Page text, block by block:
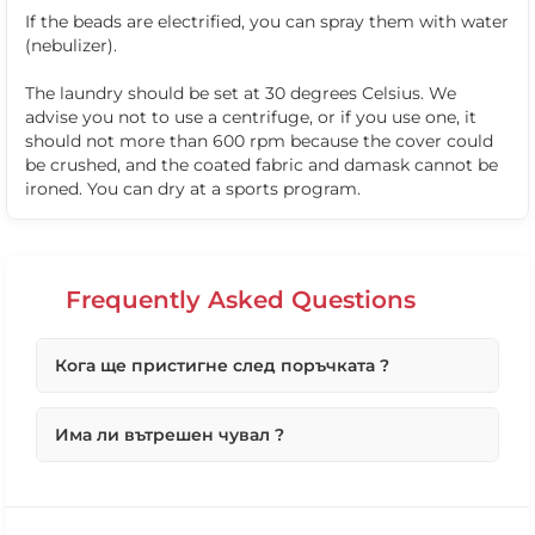
If the beads are electrified, you can spray them with water
(nebulizer).
The laundry should be set at 30 degrees Celsius. We
advise you not to use a centrifuge, or if you use one, it
should not more than 600 rpm because the cover could
be crushed, and the coated fabric and damask cannot be
ironed. You can dry at a sports program.
Frequently Asked Questions
Кога ще пристигне след поръчката ?
най-бързо в работни дни, по телефона.
Има ли вътрешен чувал ?